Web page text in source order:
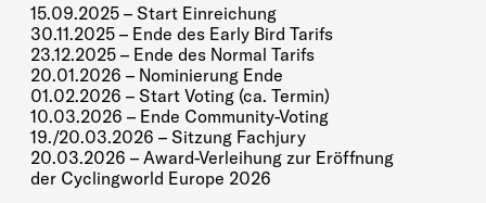
15.09.2025 – Start Einreichung
30.11.2025 – Ende des Early Bird Tarifs
23.12.2025 – Ende des Normal Tarifs
20.01.2026 – Nominierung Ende
01.02.2026 – Start Voting (ca. Termin)
10.03.2026 – Ende Community-Voting
19./20.03.2026 – Sitzung Fachjury
20.03.2026 – Award-Verleihung zur Eröffnung
der Cyclingworld Europe 2026